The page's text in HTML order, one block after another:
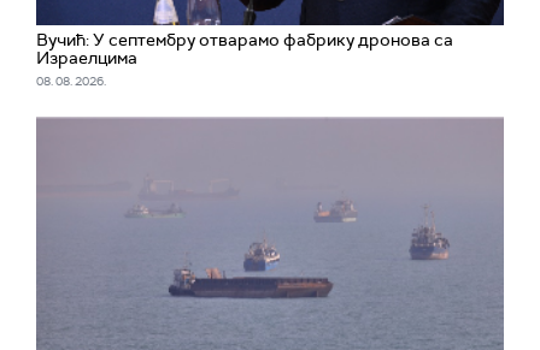
Вучић: У септембру отварамо фабрику дронова са
Израелцима
08. 08. 2026.